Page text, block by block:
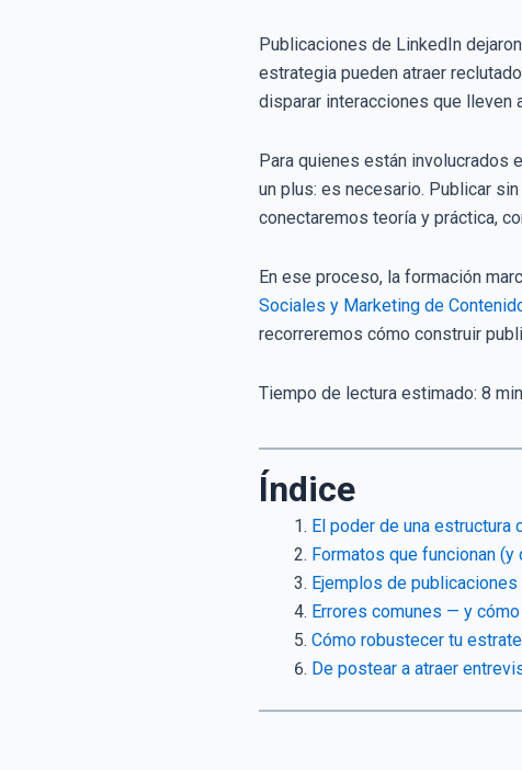
Publicaciones de LinkedIn
estrategia pueden atraer
disparar interacciones que lleven
Para quienes están involucrados
un plus: es necesario. Publicar
conectaremos teoría y práctica,
En ese proceso, la formación
Sociales y Marketing de
recorreremos cómo construir
Tiempo de lectura estimado: 8
Índice
El poder de una estructura
Formatos que funcionan
Ejemplos de
Errores comunes — y
Cómo robustecer tu
De postear a atraer